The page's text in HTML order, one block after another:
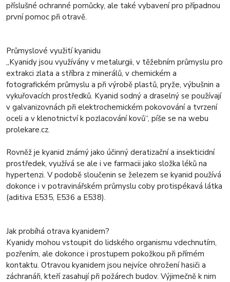
příslušné ochranné pomůcky, ale také vybavení pro případnou
první pomoc při otravě.
Průmyslové využití kyanidu
„Kyanidy jsou využívány v metalurgii, v těžebním průmyslu pro
extrakci zlata a stříbra z minerálů, v chemickém a
fotografickém průmyslu a při výrobě plastů, pryže, výbušnin a
vykuřovacích prostředků. Kyanid sodný a draselný se používají
v galvanizovnách při elektrochemickém pokovování a tvrzení
oceli a v klenotnictví k pozlacování kovů“, píše se na webu
prolekare.cz.
Rovněž je kyanid známý jako účinný deratizační a insekticidní
prostředek, využívá se ale i ve farmacii jako složka léků na
hypertenzi. V podobě sloučenin se železem se kyanid používá
dokonce i v potravinářském průmyslu coby protispékavá látka
(aditiva E535, E536 a E538).
Jak probíhá otrava kyanidem?
Kyanidy mohou vstoupit do lidského organismu vdechnutím,
pozřením, ale dokonce i prostupem pokožkou při přímém
kontaktu. Otravou kyanidem jsou nejvíce ohrožení hasiči a
záchranáři, kteří zasahují při požárech budov. Výjimečně k nim